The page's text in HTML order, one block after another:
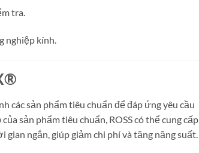
tra.
nghiệp kính.
các sản phẩm tiêu chuẩn để đáp ứng yêu cầu
sản phẩm tiêu chuẩn, ROSS có thể cung cấp
ngắn, giúp giảm chi phí và tăng năng suất.